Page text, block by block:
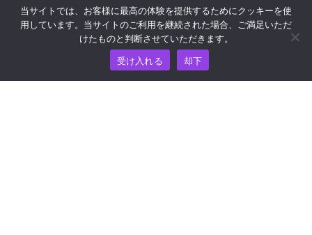
リソース
ナレッジ・ハブ
当サイトでは、お客様に最高の体験を提供するためにクッキーを使
用しています。当サイトのご利用を継続された場合、ご満足いただ
けたものと判断させていただきます。
受け入れる
却下